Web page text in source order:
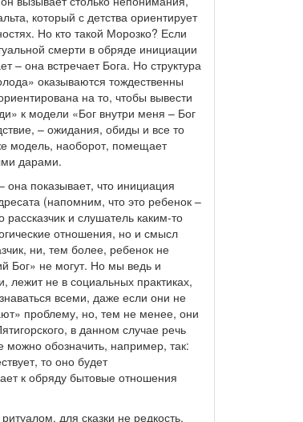
который с детства ориентирует
Но кто такой Морозко? Если
смерти в обряде инициации
– она встречает Бога. Но структура
оказываются тождественны
на то, чтобы вывести
к модели «Бог внутри меня – Бог
– ожидания, обиды и все то
модель, наоборот, помещает
дарами.
показывает, что инициация
(напомним, что это ребенок –
и слушатель каким-то
отношения, но и смысл
ни, тем более, ребенок не
Бог» не могут. Но мы ведь и
лежит не в социальных практиках,
всеми, даже если они не
проблему, но, тем не менее, они
в данном случае речь
обозначить, например, так:
то оно будет
к обряду бытовые отношения
для сказки не редкость.